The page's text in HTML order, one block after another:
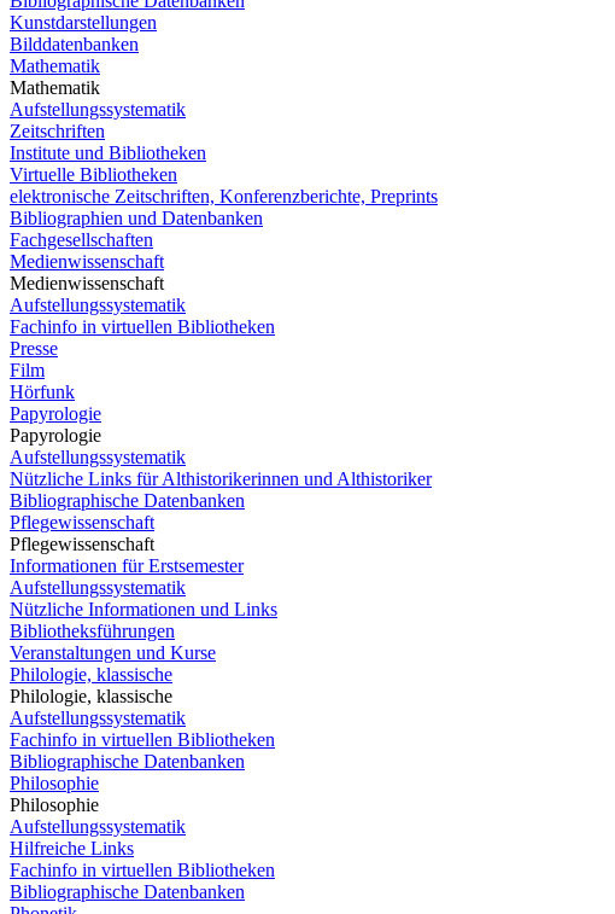
Kunstdarstellungen
Bilddatenbanken
Mathematik
Mathematik
Aufstellungssystematik
Zeitschriften
Institute und Bibliotheken
Virtuelle Bibliotheken
elektronische Zeitschriften, Konferenzberichte, Preprints
Bibliographien und Datenbanken
Fachgesellschaften
Medienwissenschaft
Medienwissenschaft
Aufstellungssystematik
Fachinfo in virtuellen Bibliotheken
Presse
Film
Hörfunk
Papyrologie
Papyrologie
Aufstellungssystematik
Nützliche Links für Althistorikerinnen und Althistoriker
Bibliographische Datenbanken
Pflegewissenschaft
Pflegewissenschaft
Informationen für Erstsemester
Aufstellungssystematik
Nützliche Informationen und Links
Bibliotheksführungen
Veranstaltungen und Kurse
Philologie, klassische
Philologie, klassische
Aufstellungssystematik
Fachinfo in virtuellen Bibliotheken
Bibliographische Datenbanken
Philosophie
Philosophie
Aufstellungssystematik
Hilfreiche Links
Fachinfo in virtuellen Bibliotheken
Bibliographische Datenbanken